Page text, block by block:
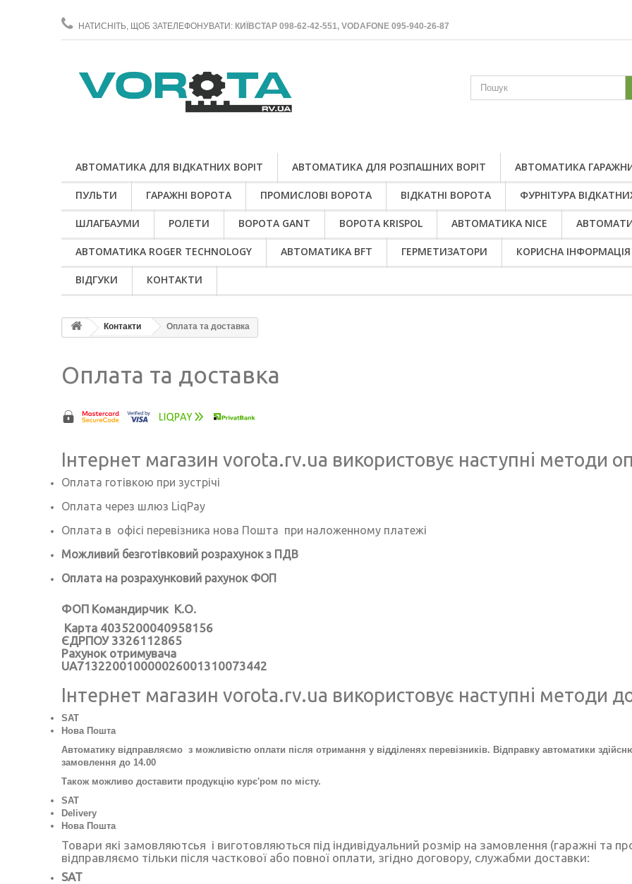
НАТИСНІТЬ, ЩОБ ЗАТЕЛЕФОНУВАТИ: КИЇВСТАР 098-62-42-551, VODAFONE 095-940-26-87
АВТОМАТИКА ДЛЯ ВІДКАТНИХ ВОРІТ АВТОМАТИКА ДЛЯ РОЗПАШНИХ ВОРІТ АВТОМАТИКА
ПУЛЬТИ ГАРАЖНІ ВОРОТА ПРОМИСЛОВІ ВОРОТА ВІДКАТНІ ВОРОТА ФУРНІТУРА
ШЛАГБАУМИ РОЛЕТИ ВОРОТА GANT ВОРОТА KRISPOL АВТОМАТИКА NICE
АВТОМАТИКА ROGER TECHNOLOGY АВТОМАТИКА BFT ГЕРМЕТИЗАТОРИ КОРИСНА ІНФОРМАЦІЯ
ВІДГУКИ КОНТАКТИ
Контакти Оплата та доставка
Оплата та доставка
Інтернет магазин vorota.rv.ua використовує наступні методи
Оплата готівкою при зустрічі
Оплата через шлюз LiqPay
Оплата в офісі перевізника нова Пошта при наложенному платежі
Можливий безготівковий розрахунок з ПДВ
Оплата на розрахунковий рахунок ФОП
ФОП Командирчик К.О.
Карта 4035200040958156
ЄДРПОУ 3326112865
Рахунок отримувача
UA713220010000026001310073442
Інтернет магазин vorota.rv.ua використовує наступні методи
SAT
Нова Пошта
Автоматику відправляємо з можливістю оплати після отримання у відділенях перевізників. Відправку автоматики
замовлення до 14.00
Також можливо доставити продукцію курє'ром по місту.
SAT
Delivery
Нова Пошта
Товари які замовляютсья і виготовляються під індивідуальний розмір на замовлення (гаражні та
відправляємо тільки після часткової або повної оплати, згідно договору, служабми доставки:
SAT